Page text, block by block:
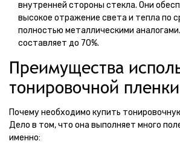
внутренней стороны стекла. Они
высокое отражение света и тепла по
полностью металлическими
составляет до 70%.
Преимущества
тонировочной пленки
Почему необходимо купить
Дело в том, что она выполняет много
именно: